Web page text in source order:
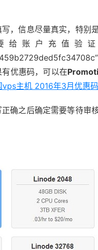
，信息尽量真实，特别
给账户充值验
优惠码，可以在
主机 2016年3月优惠码
确之后确定需要等待审